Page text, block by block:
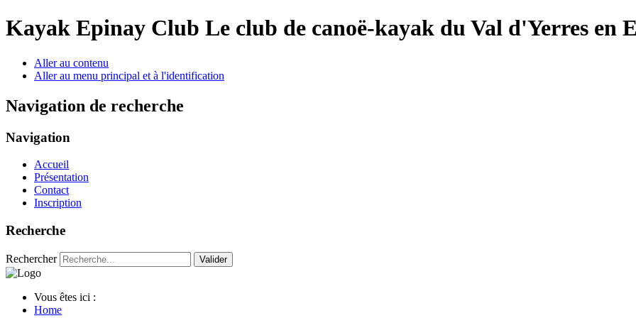
Kayak Epinay Club Le club de canoë-kayak du Val d'Yerres en
Aller au contenu
Aller au menu principal et à l'identification
Navigation de recherche
Navigation
Accueil
Présentation
Contact
Inscription
Recherche
Rechercher Valider
Vous êtes ici :
Home